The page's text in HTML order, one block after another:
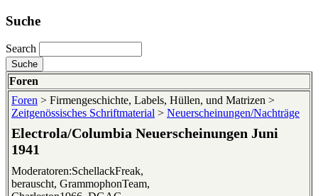
Suche
Search
Foren
Foren > Firmengeschichte, Labels, Hüllen, und Matrizen >
Zeitgenössisches Schriftmaterial > Neuerscheinungen/Nachträge
Electrola/Columbia Neuerscheinungen Juni
1941
Moderatoren:SchellackFreak,
berauscht, GrammophonTeam,